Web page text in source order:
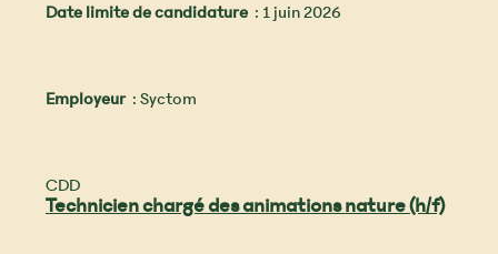
Date limite de candidature : 1 juin 2026
Employeur: Syctom
CDD
Technicien chargé des animations nature (h/f)